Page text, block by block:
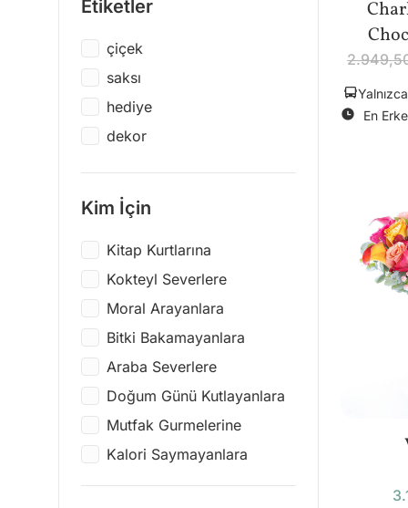
Eat My Socks
Steelpen
Melodi
Victoria's Secret
Nina Simone
Kalan Müzik
Anonim
Ravensburger
Neverland
Que Rico
Bath & Body Works
Destek
Balody
Sembo Block
Eğlenceli
Renk Patlaması
Etiketler
çiçek
saksı
hediye
dekor
Kim İçin
Kitap Kurtlarına
Kokteyl Severlere
Moral Arayanlara
Bitki Bakamayanlara
Araba Severlere
Doğum Günü Kutlayanlara
Mutfak Gurmelerine
Kalori Saymayanlara
En